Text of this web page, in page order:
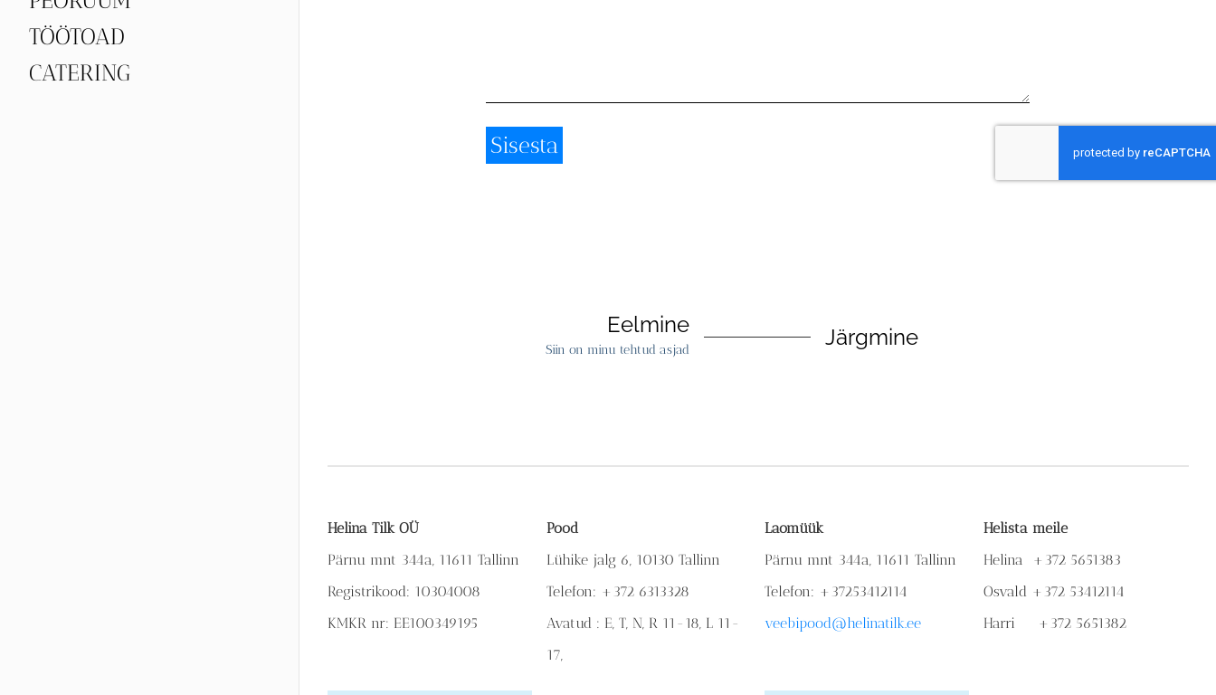
TÖÖTOAD
CATERING
Eelmine
Siin on minu tehtud asjad Järgmine
Helina Tilk OÜ
Pärnu mnt 344a, 11611 Tallinn
Registrikood: 10304008
KMKR nr: EE100349195
Pood
Lühike jalg 6, 10130 Tallinn
Telefon: +372 6313328
Avatud : E, T, N, R 11-18, L 11-
17,
Laomüük
Pärnu mnt 344a, 11611 Tallinn
Telefon: +37253412114
veebipood@helinatilk.ee
Helista meile
Helina +372 5651383
Osvald +372 53412114
Harri +372 5651382